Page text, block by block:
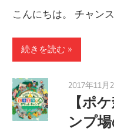
こんにちは。 チャン
続きを読む
2017年11月
【ポ
ンプ